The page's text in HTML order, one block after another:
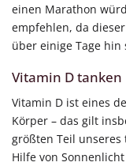
einen Marathon
empfehlen, da
über einige Tage hin
Vitamin D tanken
Vitamin D ist eines
Körper – das gilt
größten Teil
Hilfe von